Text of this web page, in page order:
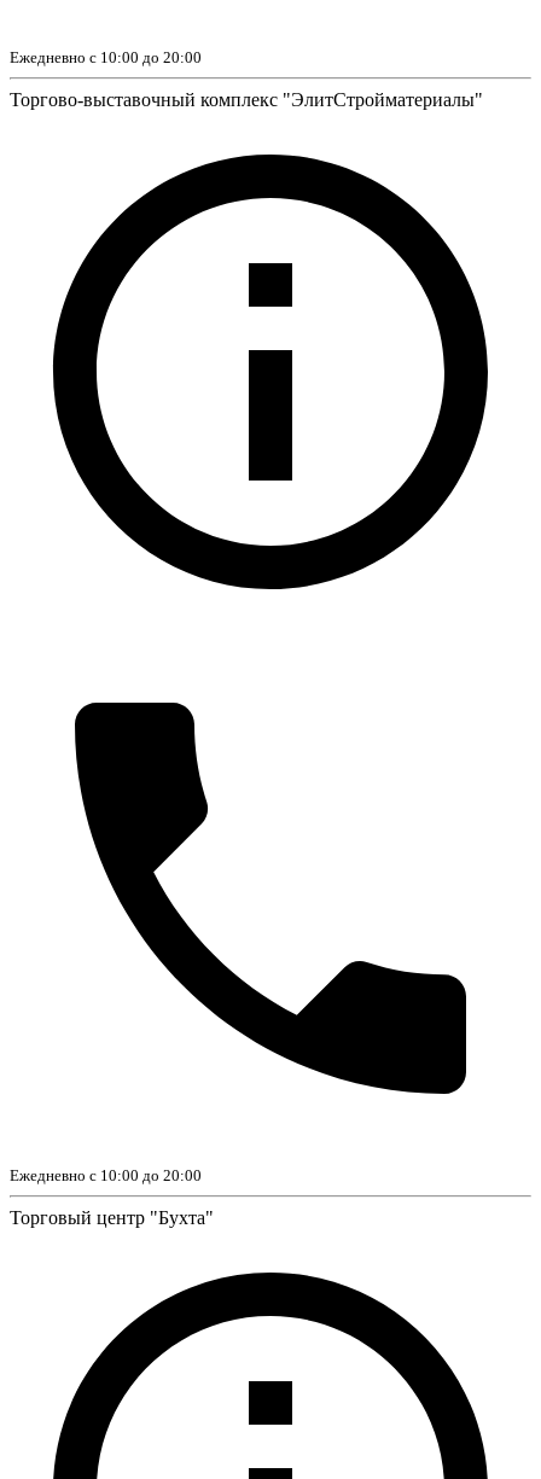
Ежедневно с 10:00 до 20:00
Торгово-выставочный комплекс "ЭлитСтройматериалы"
Ежедневно с 10:00 до 20:00
Торговый центр "Бухта"